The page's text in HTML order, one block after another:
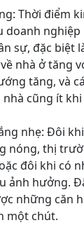
Thời điểm
doanh nghiệp
sự, đặc biệt
nhà ở tăng
tăng, và
cũng ít
nhẹ: Đôi
nóng, thị
đôi khi có
ảnh hưởng.
những căn
một chút.